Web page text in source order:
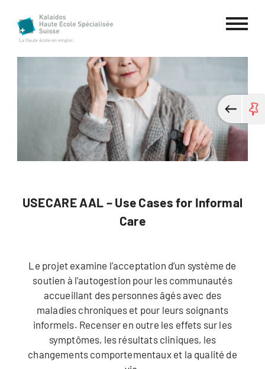
Haute école spécialisée Kalaidos
USECARE AAL – Use Cases for Informal
Care
Le projet examine l’acceptation d’un système de
soutien à l’autogestion pour les communautés
accueillant des personnes âgés avec des
maladies chroniques et pour leurs soignants
informels. Recenser en outre les effets sur les
symptômes, les résultats cliniques, les
changements comportementaux et la qualité de